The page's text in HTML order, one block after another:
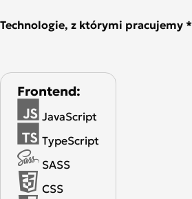
Technologie, z którymi pracujemy *
Frontend:
JavaScript
TypeScript
SASS
CSS